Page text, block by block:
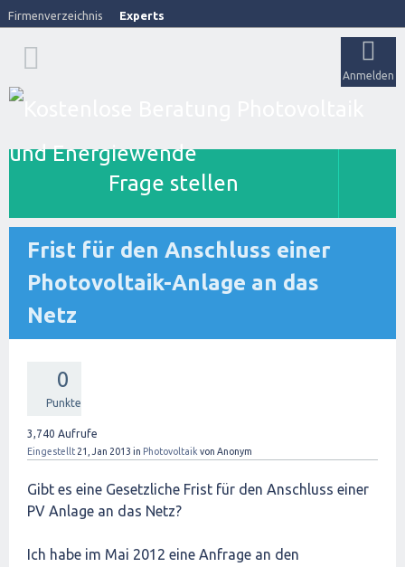
Firmenverzeichnis Experts
Anmelden
Frage stellen
Frist für den Anschluss einer
Photovoltaik-Anlage an das
Netz
0
Punkte
3,740 Aufrufe
Eingestellt 21, Jan 2013 in Photovoltaik von Anonym
Gibt es eine Gesetzliche Frist für den Anschluss einer
PV Anlage an das Netz?
Ich habe im Mai 2012 eine Anfrage an den